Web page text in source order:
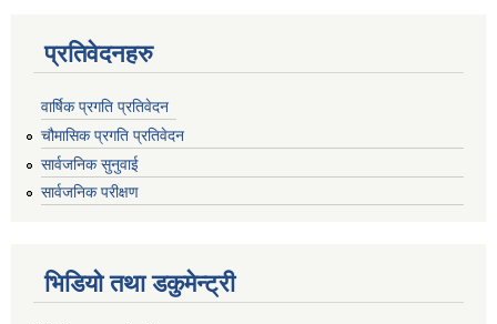
प्रतिवेदनहरु
वार्षिक प्रगति प्रतिवेदन
चौमासिक प्रगति प्रतिवेदन
सार्वजनिक सुनुवाई
सार्वजनिक परीक्षण
भिडियो तथा डकुमेन्ट्री